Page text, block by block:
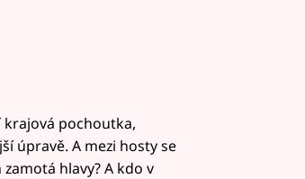
krajová pochoutka,
úpravě. A mezi hosty se
hlavy? A kdo v